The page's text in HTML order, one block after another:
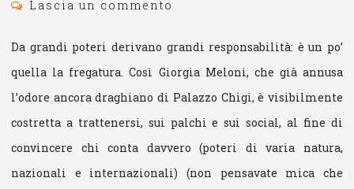
Lascia un commento
Da grandi poteri derivano grandi responsabilità: è un po’
quella la fregatura. Così Giorgia Meloni, che già annusa
l’odore ancora draghiano di Palazzo Chigi, è visibilmente
costretta a trattenersi, sui palchi e sui social, al fine di
convincere chi conta davvero (poteri di varia natura,
nazionali e internazionali) (non pensavate mica che